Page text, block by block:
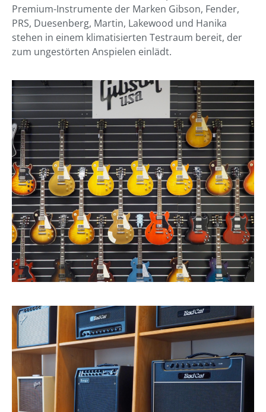
Premium-Instrumente der Marken Gibson, Fender,
PRS, Duesenberg, Martin, Lakewood und Hanika
stehen in einem klimatisierten Testraum bereit, der
zum ungestörten Anspielen einlädt.